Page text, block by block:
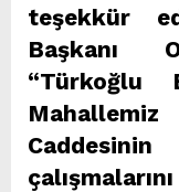
teşekkür
Başkanı
“Türkoğlu